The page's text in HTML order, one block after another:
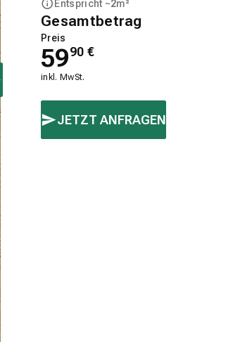
Entspricht ~2m²
Gesamtbetrag
Preis
5990 €
inkl. MwSt.
JETZT ANFRAGEN